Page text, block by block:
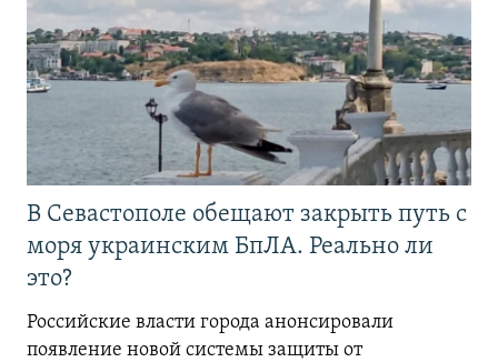
В Севастополе обещают закрыть путь с
моря украинским БпЛА. Реально ли
это?
Российские власти города анонсировали
появление новой системы защиты от